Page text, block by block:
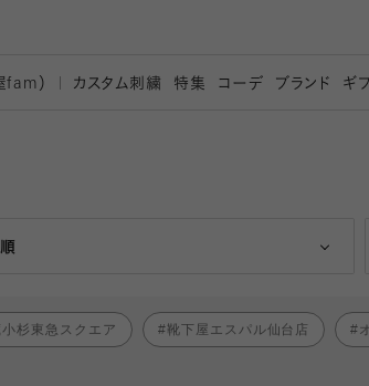
fam） カスタム刺繍 特集 コーデ ブランド ギ
ンキング順
杉東急スクエア 靴下屋エスパル仙台店